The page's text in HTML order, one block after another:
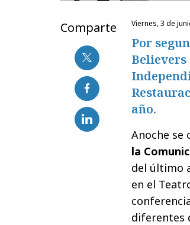
Comparte viernes, 3 de
Por
Believers
año.
Anoche se
la
del último
en el
diferentes